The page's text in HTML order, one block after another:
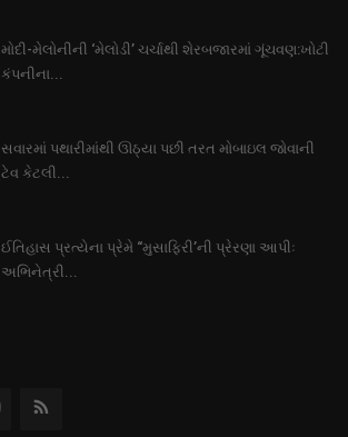
મોદી-મેલોનીની ‘મેલોડી’ ચર્ચાથી શેરબજારમાં ગૂંચવણ:ખોટી
કંપનીના...
સવારમાં પથારીમાંથી ઊઠ્યા પછી તરત મોબાઇલ જોવાની
ટેવ કેટલી...
ઈતિહાસ પ્રત્યેના પ્રેમે “મુસાફિરી’ની પ્રેરણા આપીઃ
અભિનેત્રી...